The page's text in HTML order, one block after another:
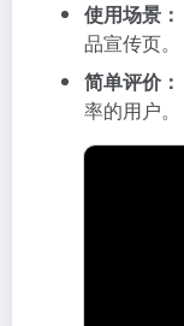
使用场景：
品宣传页。
简单评价：
率的用户。